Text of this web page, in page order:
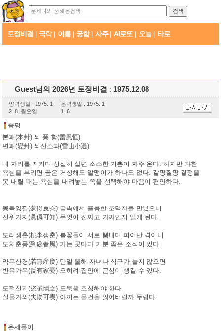
토정비결 극락 이름 궁합 사주 AI로또 오늘 타로
Guest님의 2026년 토정비결 : 1975.12.08
양력생일 : 1975. 1
2. 8. 월요일
음력생일 : 1975. 1
1. 6.
총평
본괘(本卦) 뇌 풍 항(雷風恒)
변괘(變卦) 뇌산소과(雷山小過)
내 자리를 지키며 성실히 살면 소소한 기쁨이 자주 온다. 하지만 과한
욕심을 부리면 꿈은 거창해도 알맹이가 하나도 없다. 갈팡질팡 결정을
못 내릴 때는 욕심을 내려놓는 쪽을 선택해야 마음이 편안하다.
몽득양필(夢得良弼) 꿈속에서 훌륭한 조력자를 만났으니
진위가지(眞僞可知) 무엇이 진짜고 가짜인지 알게 된다.
도리쟁춘(桃李쟁춘) 봄꽃들이 서로 뽐내며 피어난 격이니
도처춘풍(到處春風) 가는 곳마다 기분 좋은 소식이 있다.
약무산경(若無産慶) 만일 올해 자녀나 식구가 늘지 않으면
반유가우(反有家憂) 오히려 집안에 근심이 생길 수 있다.
도적신지(盜賊愼之) 도둑을 조심해야 한다.
실물가외(失物可畏) 아끼는 물건을 잃어버릴까 두렵다.
운세풀이